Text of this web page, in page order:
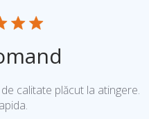
calitate plăcut la atingere.